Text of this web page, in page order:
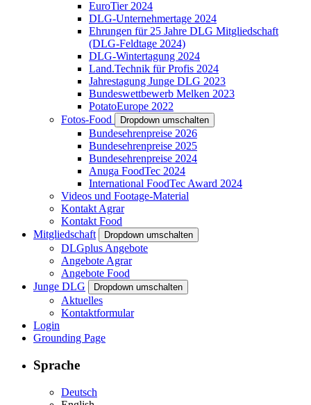
EuroTier 2024
DLG-Unternehmertage 2024
Ehrungen für 25 Jahre DLG Mitgliedschaft
(DLG-Feldtage 2024)
DLG-Wintertagung 2024
Land.Technik für Profis 2024
Jahrestagung Junge DLG 2023
Bundeswettbewerb Melken 2023
PotatoEurope 2022
Fotos-Food
Dropdown umschalten
Bundesehrenpreise 2026
Bundesehrenpreise 2025
Bundesehrenpreise 2024
Anuga FoodTec 2024
International FoodTec Award 2024
Videos und Footage-Material
Kontakt Agrar
Kontakt Food
Mitgliedschaft
Dropdown umschalten
DLGplus Angebote
Angebote Agrar
Angebote Food
Junge DLG
Dropdown umschalten
Aktuelles
Kontaktformular
Login
Grounding Page
Sprache
Deutsch